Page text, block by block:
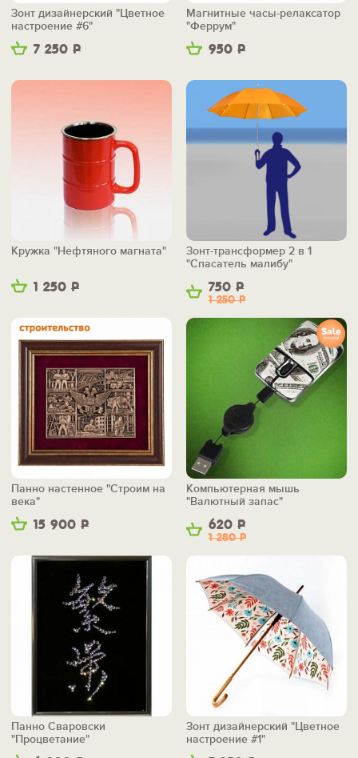
7 250 Р
Зонт дизайнерский "Цветное
настроение #6"
950 Р
Магнитные часы-релаксатор
"Феррум"
1 250 Р
Кружка "Нефтяного магната"
750 Р
1 250Р
Зонт-трансформер 2 в 1
"Спасатель малибу"
15 900 Р
Панно настенное "Строим на
века"
620 Р
1 280Р
Компьютерная мышь
"Валютный запас"
Панно Сваровски
"Процветание"
Зонт дизайнерский "Цветное
настроение #1"